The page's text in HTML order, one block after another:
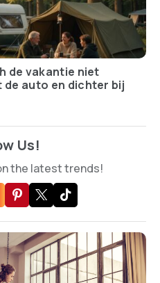
de vakantie niet
de auto en dichter bij
Us!
the latest trends!